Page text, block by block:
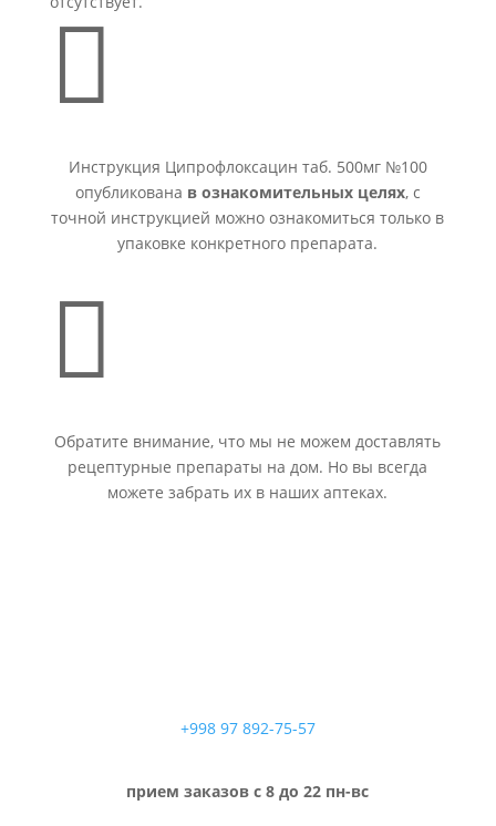

Инструкция Ципрофлоксацин таб. 500мг №100
опубликована в ознакомительных целях, с
точной инструкцией можно ознакомиться только в
упаковке конкретного препарата.

Обратите внимание, что мы не можем доставлять
рецептурные препараты на дом. Но вы всегда
можете забрать их в наших аптеках.
+998 97 892-75-57
прием заказов с 8 до 22 пн-вс